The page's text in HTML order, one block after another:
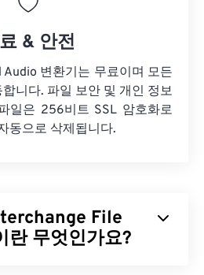
& 안전
변환기는 무료이며 모든
니다. 파일 보안 및 개인 정보
일은 256비트 SSL 암호화로
동으로 삭제됩니다.
File
란 무엇인가요?